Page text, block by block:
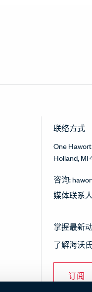
联络方式
One
Holland,
咨询:
媒体联系
掌握最新
了解海沃
订阅